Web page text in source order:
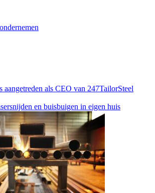
aangetreden als CEO van 247TailorSteel
en buisbuigen in eigen huis